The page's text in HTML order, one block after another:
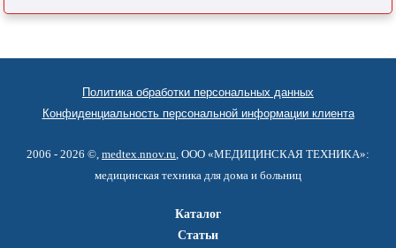
Политика обработки персональных данных
Конфиденциальность персональной информации клиента
2006 - 2026 ©, medtex.nnov.ru , ООО «МЕДИЦИНСКАЯ ТЕХНИКА»:
медицинская техника для дома и больниц
Каталог
Статьи